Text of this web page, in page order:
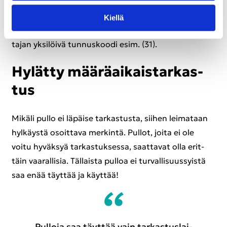
Kiel­lä
raa­va kat­sas­tus tulee suo­rit­taa vuo­den 2035 tam­mi­
kuun lop­puun men­nes­sä. @-​merkin ti­lal­la on kat­sas­
ta­jan yk­si­löi­vä tun­nus­koo­di esim. (31).
Hy­lät­ty mää­rä­ai­kais­tar­kas­
tus
Mi­kä­li pullo ei lä­päi­se tar­kas­tus­ta, sii­hen lei­ma­taan
hyl­käys­tä osoit­ta­va mer­kin­tä. Pul­lot, joita ei ole
voitu hy­väk­syä tar­kas­tuk­ses­sa, saat­ta­vat olla erit­
täin vaa­ral­li­sia. Täl­lais­ta pul­loa ei tur­val­li­suus­syis­tä
saa enää täyt­tää ja käyt­tää!